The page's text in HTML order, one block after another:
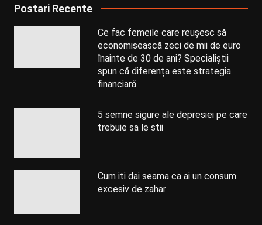
Postari Recente
Ce fac femeile care reușesc să
economisească zeci de mii de euro
înainte de 30 de ani? Specialiștii
spun că diferența este strategia
financiară
5 semne sigure ale depresiei pe care
trebuie sa le stii
Cum iti dai seama ca ai un consum
excesiv de zahar